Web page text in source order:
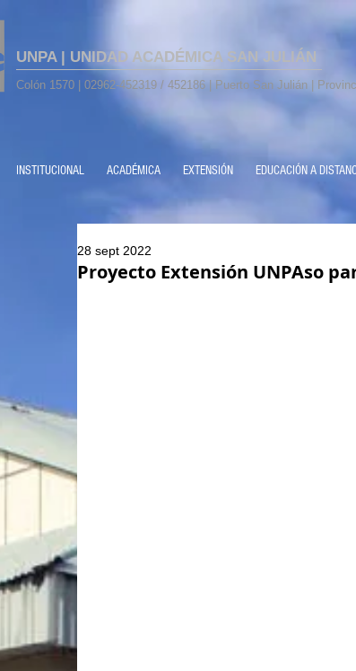
UNPA | UNIDAD ACADÉMICA SAN JULIÁN
Colón 1570 | 02962-452319 / 452186 | Puerto San Julián |
INSTITUCIONAL ACADÉMICA EXTENSIÓN EDUCACIÓN A
Proyecto Extensión UNPAso
28 sept 2022